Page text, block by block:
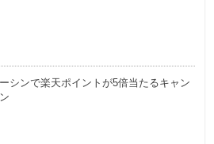
シンで楽天ポイントが5倍当たるキャン